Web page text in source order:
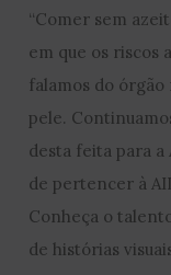
“Comer sem
em que os riscos
falamos do órgão
pele.
desta feita para a
de pertencer à
Conheça o
de histórias